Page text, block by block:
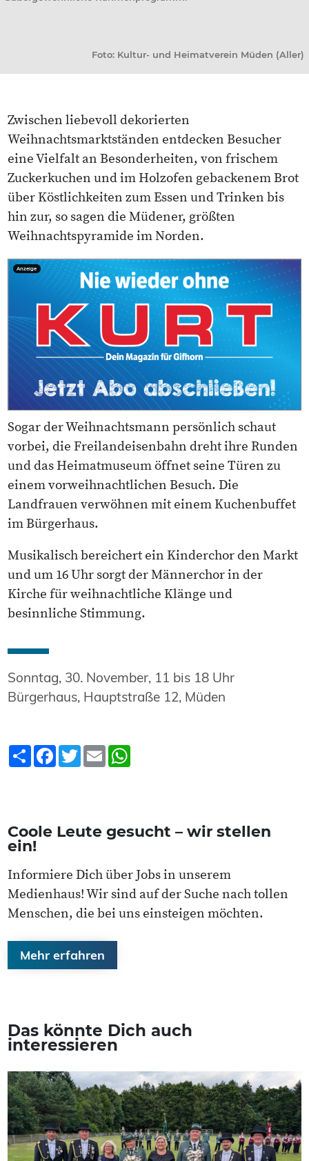
Foto: Kultur- und Heimatverein Müden (Aller)
Zwischen liebevoll dekorierten
Weihnachtsmarktständen entdecken Besucher
eine Vielfalt an Besonderheiten, von frischem
Zuckerkuchen und im Holzofen gebackenem Brot
über Köstlichkeiten zum Essen und Trinken bis
hin zur, so sagen die Müdener, größten
Weihnachtspyramide im Norden.
Anzeige
Sogar der Weihnachtsmann persönlich schaut
vorbei, die Freilandeisenbahn dreht ihre Runden
und das Heimatmuseum öffnet seine Türen zu
einem vorweihnachtlichen Besuch. Die
Landfrauen verwöhnen mit einem Kuchenbuffet
im Bürgerhaus.
Musikalisch bereichert ein Kinderchor den Markt
und um 16 Uhr sorgt der Männerchor in der
Kirche für weihnachtliche Klänge und
besinnliche Stimmung.
Sonntag, 30. November, 11 bis 18 Uhr
Bürgerhaus, Hauptstraße 12, Müden
TeilenFacebook
Twitter
EmailWhatsApp
Coole Leute gesucht – wir stellen
ein!
Informiere Dich über Jobs in unserem
Medienhaus! Wir sind auf der Suche nach tollen
Menschen, die bei uns einsteigen möchten.
Mehr erfahren
Das könnte Dich auch
interessieren